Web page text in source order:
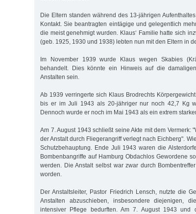
Die Eltern standen während des 13-jährigen
Kontakt. Sie beantragten eintägige und gelegentlich
die meist genehmigt wurden. Klaus‘ Familie hatte sich
(geb. 1925, 1930 und 1938) lebten nun mit den Eltern in
Im November 1939 wurde Klaus wegen Skabies
behandelt. Dies könnte ein Hinweis auf die
Anstalten sein.
Ab 1939 verringerte sich Klaus Brodrechts
bis er im Juli 1943 als 20-jähriger nur noch 42,7 Kg
Dennoch wurde er noch im Mai 1943 als ein extrem
Am 7. August 1943 schließt seine Akte mit dem Vermerk:
der Anstalt durch Fliegerangriff verlegt nach Eichberg".
Schutzbehauptung. Ende Juli 1943 waren die
Bombenbangriffe auf Hamburg Obdachlos Gewordene
werden. Die Anstalt selbst war zwar durch
worden.
Der Anstaltsleiter, Pastor Friedrich Lensch, nutzte die
Anstalten abzuschieben, insbesondere diejenigen,
intensiver Pflege bedurften. Am 7. August 1943 und